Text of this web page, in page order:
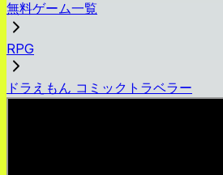
無料ゲーム一覧
RPG
ドラえもん コミックトラベラー